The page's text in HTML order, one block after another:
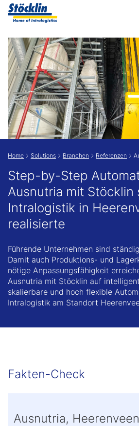
Zeige besser passende
Diese Meldung nicht mehr
Home Solutions Branchen Referenzen
Step-by-Step
Ausnutria mit Stöcklin
Intralogistik in
realisierte
Führende Unternehmen sind
Damit auch Produktions- und
nötige Anpassungsfähigkeit
Ausnutria mit Stöcklin auf
skalierbare und hoch flexible
Intralogistik am Standort
Fakten-Check
Ausnutria,